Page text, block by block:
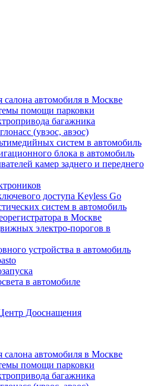
автомобиля в Москве
помощи парковки
багажника
(увэос, авэос)
систем в автомобиль
блока в автомобиль
камер заднего и переднего
доступа Keyless Go
систем в автомобиль
в Москве
электро-порогов в
устройства в автомобиль
в автомобиле
автомобиля в Москве
помощи парковки
багажника